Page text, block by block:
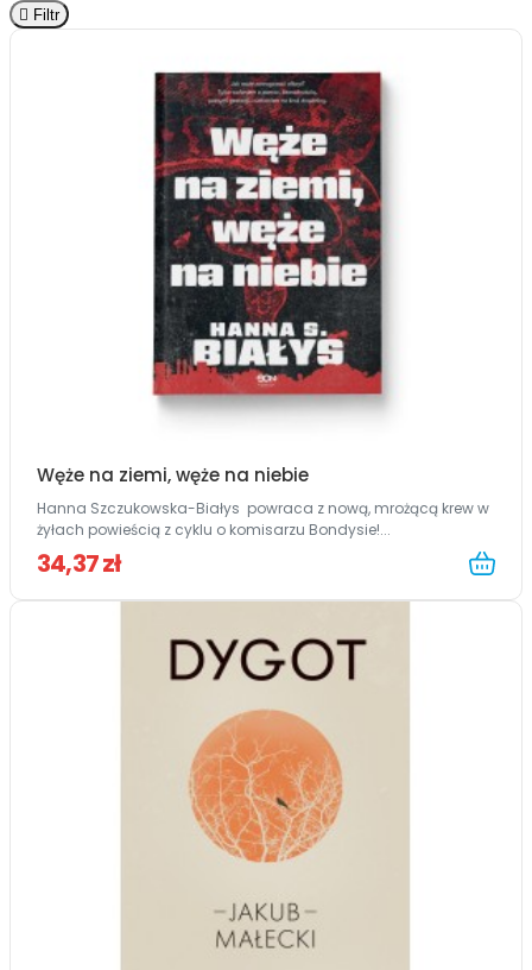
 Filtr
Węże na ziemi, węże na niebie
Hanna Szczukowska-Białys powraca z nową, mrożącą krew w
żyłach powieścią z cyklu o komisarzu Bondysie!...
34,37 zł